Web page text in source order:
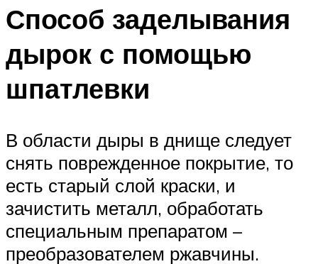
Способ заделывания
дырок с помощью
шпатлевки
В области дыры в днище следует
снять поврежденное покрытие, то
есть старый слой краски, и
зачистить металл, обработать
специальным препаратом –
преобразователем ржавчины.